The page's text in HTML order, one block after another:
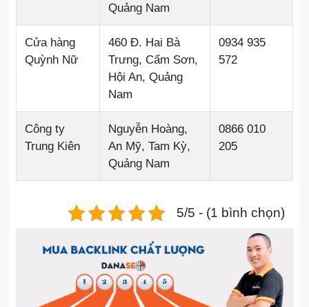
Quảng Nam
Cửa hàng
Quỳnh Nữ
460 Đ. Hai Bà
Trưng, Cẩm Sơn,
Hội An, Quảng
Nam
0934 935
572
Công ty
Trung Kiên
Nguyễn Hoàng,
An Mỹ, Tam Kỳ,
Quảng Nam
0866 010
205
5/5 - (1 bình chọn)